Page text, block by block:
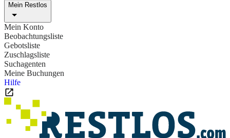
Mein Restlos
Mein Konto
Beobachtungsliste
Gebotsliste
Zuschlagsliste
Suchagenten
Meine Buchungen
Hilfe